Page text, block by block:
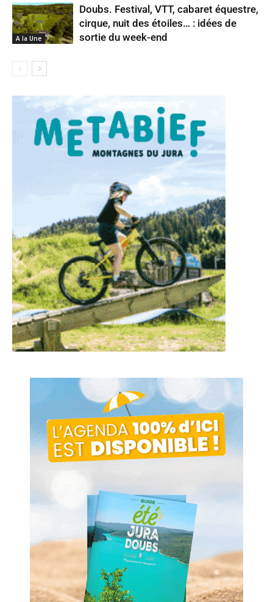
A la Une
Doubs. Festival, VTT, cabaret équestre,
cirque, nuit des étoiles… : idées de
sortie du week-end